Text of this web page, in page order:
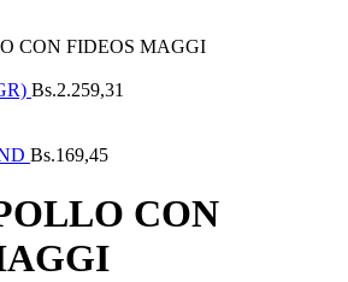
CON FIDEOS MAGGI
Bs.2.259,31
Bs.169,45
CON